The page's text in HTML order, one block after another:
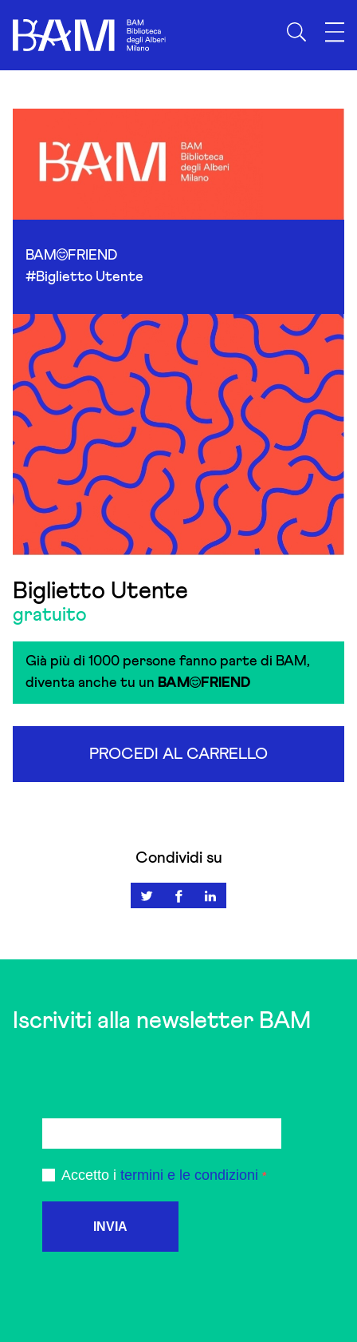
BAM
FRIEND
#Biglietto Utente
Biglietto Utente
gratuito
Già più di 1000 persone fanno parte di BAM,
diventa anche tu un BAM FRIEND
PROCEDI AL CARRELLO
Condividi su
Iscriviti alla newsletter BAM
Accetto i termini e le condizioni
INVIA